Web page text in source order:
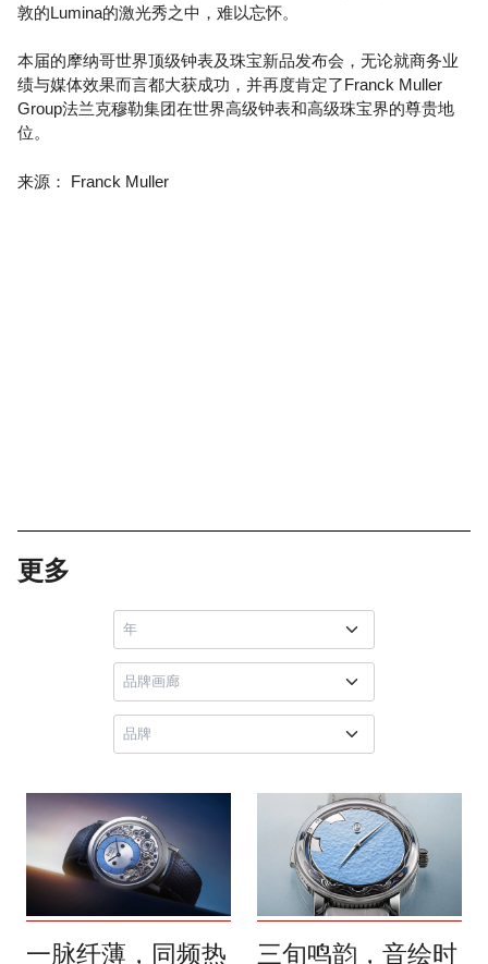
敦的Lumina的激光秀之中，难以忘怀。
本届的摩纳哥世界顶级钟表及珠宝新品发布会，无论就商务业
绩与媒体效果而言都大获成功，并再度肯定了Franck Muller
Group法兰克穆勒集团在世界高级钟表和高级珠宝界的尊贵地
位。
来源： Franck Muller
更多
一脉纤薄，同频热
三旬鸣韵，音绘时